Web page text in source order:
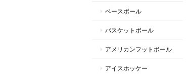
ベースボール
バスケットボール
アメリカンフットボール
アイスホッケー